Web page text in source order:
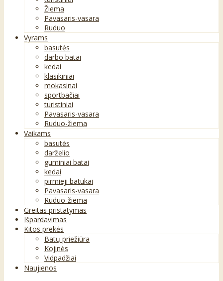
Žiema
Pavasaris-vasara
Ruduo
Vyrams
basutės
darbo batai
kedai
klasikiniai
mokasinai
sportbačiai
turistiniai
Pavasaris-vasara
Ruduo-žiema
Vaikams
basutės
darželio
guminiai batai
kedai
pirmieji batukai
Pavasaris-vasara
Ruduo-žiema
Greitas pristatymas
Išpardavimas
Kitos prekės
Batų priežiūra
Kojinės
Vidpadžiai
Naujienos